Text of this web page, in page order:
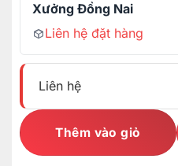
Xưởng Đồng Nai
Liên hệ đặt hàng
Liên hệ
Thêm vào giỏ